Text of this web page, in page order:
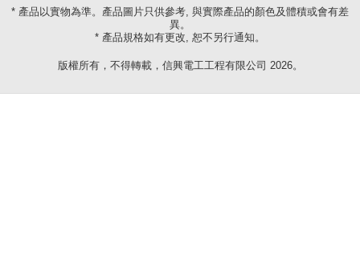
* 產品以實物為準。產品圖片只供參考, 與實際產品的顏色及體積或會有差
異。
* 產品規格如有更改, 恕不另行通知。
版權所有，不得轉載，信興電工工程有限公司 2026。